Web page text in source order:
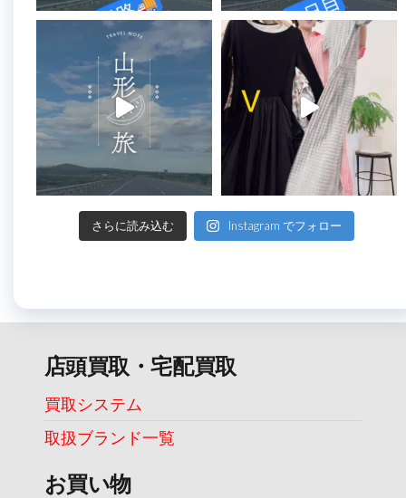
さらに読み込む Instagram でフォロー
店頭買取・宅配買取
買取システム
取扱ブランド一覧
お買い物